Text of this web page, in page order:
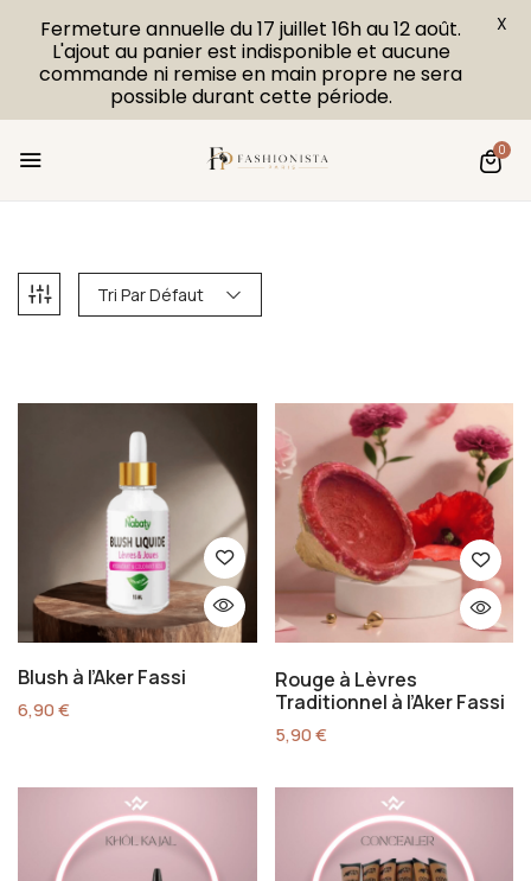
0
Tri Par Défaut
Blush à l’Aker Fassi
6,90€
Rouge à Lèvres
Traditionnel à l’Aker Fassi
5,90€
Fermeture annuelle du 17 juillet 16h au 12 août.
L'ajout au panier est indisponible et aucune
commande ni remise en main propre ne sera
possible durant cette période.
X